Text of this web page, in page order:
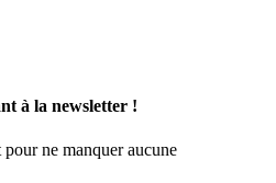
à la newsletter !
ne manquer aucune